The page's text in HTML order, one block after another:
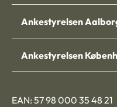
Ankestyrelsen
Ankestyrelsen
EAN: 57 98 000 35 48 21